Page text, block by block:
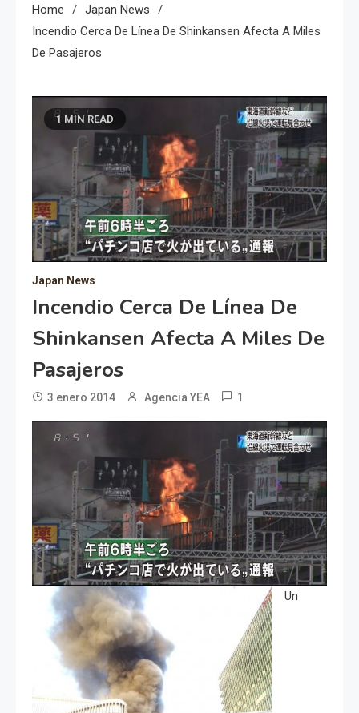
Home
Japan News
Incendio Cerca De Línea De Shinkansen Afecta A Miles
De Pasajeros
1 MIN READ
Japan News
Incendio Cerca De Línea De
Shinkansen Afecta A Miles De
Pasajeros
3 enero 2014 Agencia YEA 1
Un